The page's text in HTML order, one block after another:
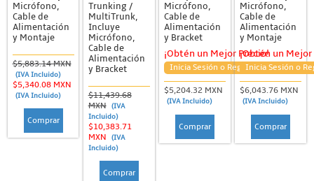
Micrófono,
Cable de
Alimentación
y Montaje
$5,883.14 MXN
(IVA Incluido)
$5,340.08 MXN
(IVA Incluido)
Comprar
Trunking /
MultiTrunk,
Incluye
Micrófono,
Cable de
Alimentación
y Bracket
$11,439.68
MXN
(IVA
Incluido)
$10,383.71
MXN
(IVA
Incluido)
Comprar
Micrófono,
Cable de
Alimentación
y Bracket
¡Obtén un Mejor Precio!
Inicia Sesión o Regístrate
$5,204.32 MXN
(IVA Incluido)
Comprar
Micrófono,
Cable de
Alimentación
y Montaje
¡Obtén un
Inicia Sesión o
$6,043.76 MXN
(IVA Incluido)
Comprar